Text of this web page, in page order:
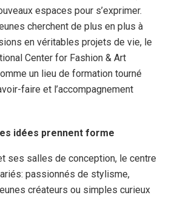
espaces pour s’exprimer.
cherchent de plus en plus à
en véritables projets de vie, le
Center for Fashion & Art
un lieu de formation tourné
faire et l’accompagnement
idées prennent forme
ses salles de conception, le centre
passionnés de stylisme,
créateurs ou simples curieux